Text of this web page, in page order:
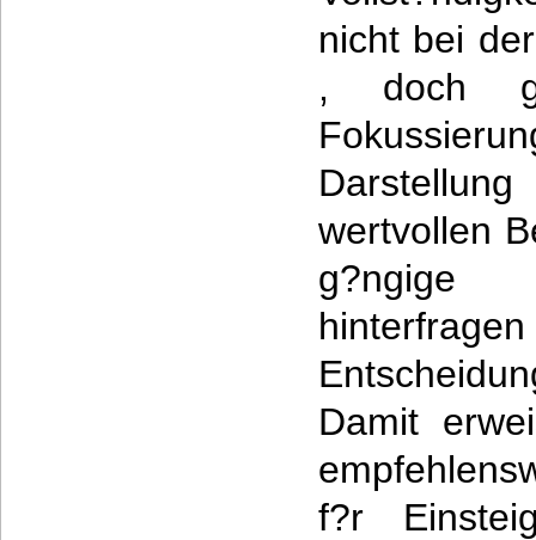
nicht bei
, doch
wertvollen
g?ngige
Damit
f?r